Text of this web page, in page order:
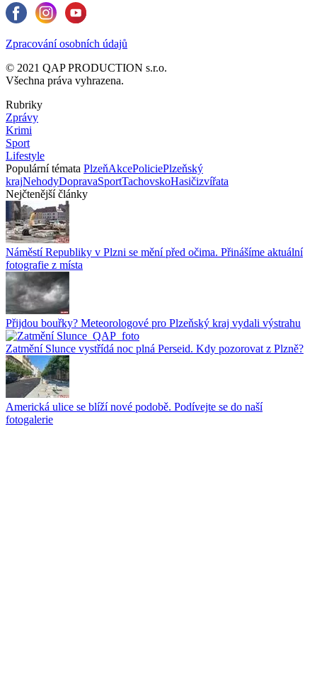
Zpracování osobních údajů
© 2021 QAP PRODUCTION s.r.o.
Všechna práva vyhrazena.
Rubriky
Zprávy
Krimi
Sport
Lifestyle
Populární témata PlzeňAkcePoliciePlzeňský
krajNehodyDopravaSportTachovskoHasičizvířata
Nejčtenější články
Náměstí Republiky v Plzni se mění před očima. Přinášíme aktuální
fotografie z místa
Přijdou bouřky? Meteorologové pro Plzeňský kraj vydali výstrahu
Zatmění Slunce vystřídá noc plná Perseid. Kdy pozorovat z Plzně?
Americká ulice se blíží nové podobě. Podívejte se do naší
fotogalerie